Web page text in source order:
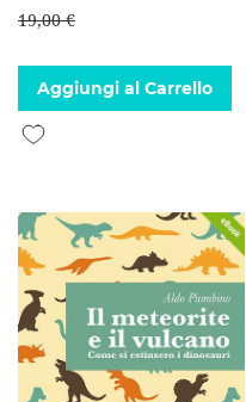
19,00 €
Aggiungi al Carrello
Aggiungi alla lista desideri